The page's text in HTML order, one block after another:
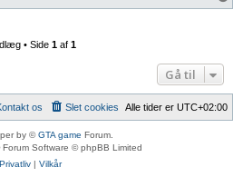
• Side 1 af 1
Gå til
Alle tider er UTC+02:00
Slet cookies
os
by ©GTA game Forum.
Forum Software © phpBB Limited
Privatliv| Vilkår